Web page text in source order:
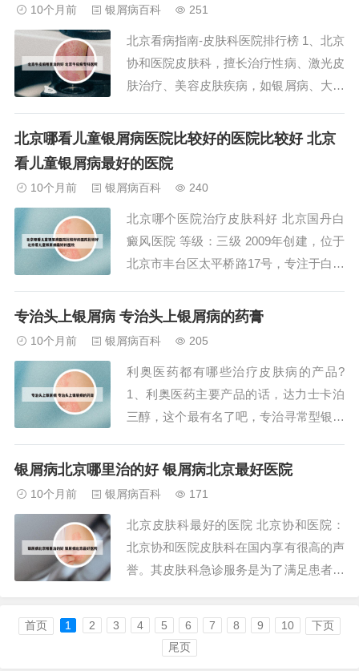
等专业科室，致力于为银屑病患者提供全
方位的...
10个月前 银屑病百科 251
北京看病指南-皮肤科医院排行榜 1、北京
协和医院皮肤科，擅长治疗性病、激光皮
肤治疗、美容皮肤疾病，如银屑病、大疱
专长于处理疑难皮肤病，包括白癜风、银
屑病和变态反应性疾病。 北京大学第一
医院皮肤性病科，特色在于大疱性皮肤
病、遗传性皮肤病及激光美容、皮肤物理
治疗等。2...
北京哪看儿童银屑病医院比较好的医院比较好 北京
看儿童银屑病最好的医院
10个月前 银屑病百科 240
北京哪个医院治疗皮肤科好 北京国丹白
癜风医院 等级：三级 2009年创建，位于
北京市丰台区太平桥路17号，专注于白癜
北京中科白癜风医院 等级：三级 位于北
肤病治疗服务。北京最好的皮肤科医院
是...
专治头上银屑病 专治头上银屑病的药膏
10个月前 银屑病百科 205
利奥医药都有哪些治疗皮肤病的产品?
1、利奥医药主要产品的话，达力士卡泊
三醇，这个最有名了吧，专治寻常型银屑
疗银屑病的，效果很好，这两者成分一
发，也不油腻。还有立思丁和普特彼，立
思丁是抗菌抗炎...
银屑病北京哪里治的好 银屑病北京最好医院
10个月前 银屑病百科 171
北京皮肤科最好的医院 北京协和医院：
北京协和医院皮肤科在国内享有很高的声
誉。其皮肤科急诊服务是为了满足患者对
备和经验丰富的专家团队，可以为患者提
供专业、高效的治疗。空军总医院皮肤
科：空军总医院皮肤科是一家专科优势明
首页 1 2 3 4 5 6 7 8 9 10
下页
尾页